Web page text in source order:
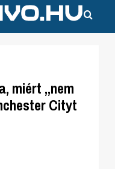
miért „nem
Cityt